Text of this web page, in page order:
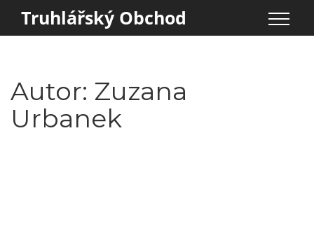
Truhlářský Obchod
Autor: Zuzana
Urbanek